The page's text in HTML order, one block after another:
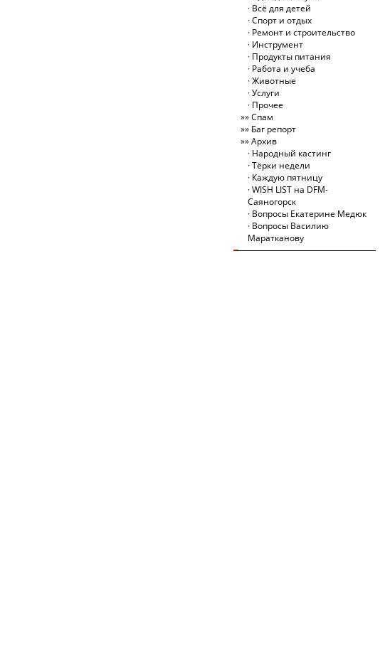
Всё для детей
Спорт и отдых
Ремонт и строительство
Инструмент
Продукты питания
Работа и учеба
Животные
Услуги
Прочее
Спам
Баг репорт
Архив
Народный кастинг
Тёрки недели
Каждую пятницу
WISH LIST на DFM-
Саяногорск
Вопросы Екатерине Медюк
Вопросы Василию
Маратканову